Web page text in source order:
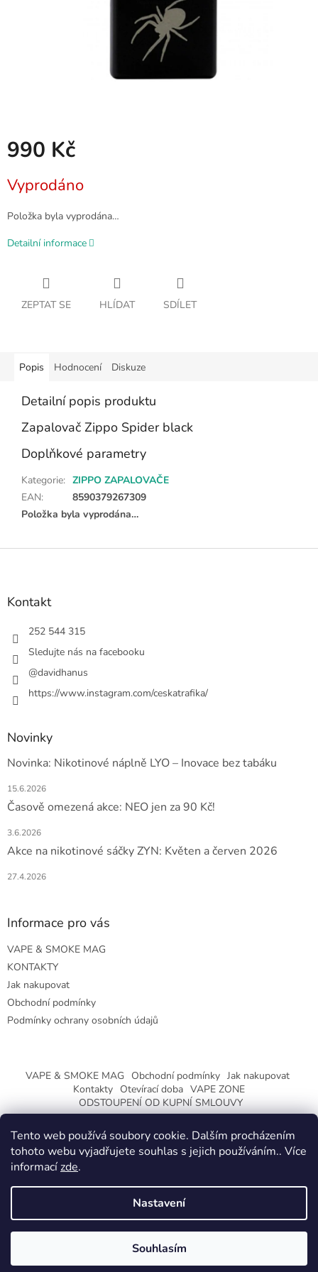
Tento web používá soubory cookie. Dalším procházením
tohoto webu vyjadřujete souhlas s jejich používáním.. Více
informacízde.
Nastavení
Souhlasím
KLIKNETE A DOZVÍTE SE VÍCE.
990 Kč
cena:
Vyprodáno
Položka byla vyprodána…
Detailní informace
ZEPTAT SE HLÍDAT SDÍLET
Popis Hodnocení Diskuze
Detailní popis produktu
Zapalovač Zippo Spider black
Doplňkové parametry
Kategorie: ZIPPO ZAPALOVAČE
EAN:
8590379267309
Položka byla vyprodána…
Z
Kontakt
252 544 315
Sledujte nás na facebooku
@davidhanus
https://www.instagram.com/ceskatrafika/
Novinky
Novinka: Nikotinové náplně LYO – Inovace bez tabáku
15.6.2026
Časově omezená akce: NEO jen za 90 Kč!
3.6.2026
Akce na nikotinové sáčky ZYN: Květen a červen 2026
27.4.2026
Informace pro vás
VAPE & SMOKE MAG
KONTAKTY
Jak nakupovat
Obchodní podmínky
Podmínky ochrany osobních údajů
VAPE & SMOKE MAG Obchodní podmínky Jak nakupovat
Kontakty Otevírací doba VAPE ZONE
ODSTOUPENÍ OD KUPNÍ SMLOUVY
Copyright 2026CeskaTrafika.eu. Všechna práva vyhrazena.